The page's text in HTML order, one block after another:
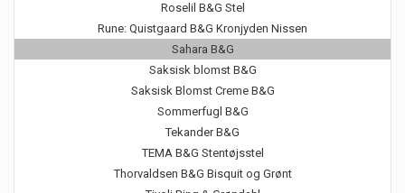
Roselil B&G Stel
Rune: Quistgaard B&G Kronjyden Nissen
Sahara B&G
Saksisk blomst B&G
Saksisk Blomst Creme B&G
Sommerfugl B&G
Tekander B&G
TEMA B&G Stentøjsstel
Thorvaldsen B&G Bisquit og Grønt